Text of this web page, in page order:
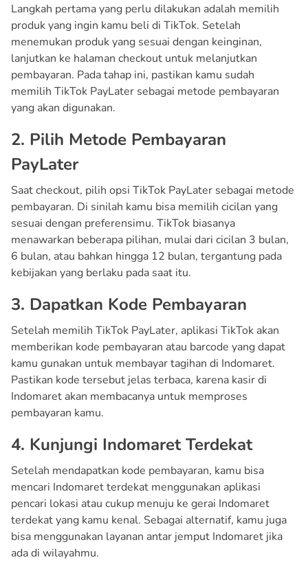
Langkah pertama yang perlu dilakukan adalah memilih
produk yang ingin kamu beli di TikTok. Setelah
menemukan produk yang sesuai dengan keinginan,
lanjutkan ke halaman checkout untuk melanjutkan
pembayaran. Pada tahap ini, pastikan kamu sudah
memilih TikTok PayLater sebagai metode pembayaran
yang akan digunakan.
2. Pilih Metode Pembayaran
PayLater
Saat checkout, pilih opsi TikTok PayLater sebagai metode
pembayaran. Di sinilah kamu bisa memilih cicilan yang
sesuai dengan preferensimu. TikTok biasanya
menawarkan beberapa pilihan, mulai dari cicilan 3 bulan,
6 bulan, atau bahkan hingga 12 bulan, tergantung pada
kebijakan yang berlaku pada saat itu.
3. Dapatkan Kode Pembayaran
Setelah memilih TikTok PayLater, aplikasi TikTok akan
memberikan kode pembayaran atau barcode yang dapat
kamu gunakan untuk membayar tagihan di Indomaret.
Pastikan kode tersebut jelas terbaca, karena kasir di
Indomaret akan membacanya untuk memproses
pembayaran kamu.
4. Kunjungi Indomaret Terdekat
Setelah mendapatkan kode pembayaran, kamu bisa
mencari Indomaret terdekat menggunakan aplikasi
pencari lokasi atau cukup menuju ke gerai Indomaret
terdekat yang kamu kenal. Sebagai alternatif, kamu juga
bisa menggunakan layanan antar jemput Indomaret jika
ada di wilayahmu.